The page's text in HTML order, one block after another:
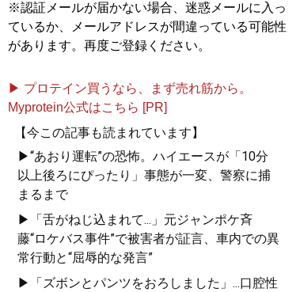
※認証メールが届かない場合、迷惑メールに入っ
ているか、メールアドレスが間違っている可能性
があります。再度ご登録ください。
▶ プロテイン買うなら、まず売れ筋から。
Myprotein公式はこちら [PR]
【今この記事も読まれています】
▶“あおり運転”の恐怖。ハイエースが「10分
以上後ろにぴったり」事態が一変、警察に捕
まるまで
▶「舌がねじ込まれて...」元ジャンポケ斉
藤“ロケバス事件”で被害者が証言、車内での異
常行動と“屈辱的な発言”
▶「ズボンとパンツをおろしました」...口腔性